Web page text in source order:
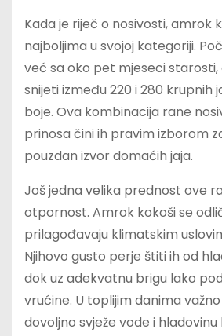
Kada je riječ o nosivosti, amrok
najboljima u svojoj kategoriji.
već sa oko pet mjeseci starosti,
snijeti između 220 i 280 krupnih
boje. Ova kombinacija rane
prinosa čini ih pravim izborom
pouzdan izvor domaćih jaja.
Još jedna velika prednost ove
otpornost. Amrok kokoši se
prilagođavaju klimatskim
Njihovo gusto perje štiti ih od
dok uz adekvatnu brigu lako
vrućine. U toplijim danima
dovoljno svježe vode i